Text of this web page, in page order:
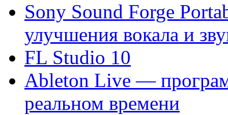
Sony Sound Forge
улучшения вокала и
FL Studio 10
Ableton Live —
реальном времени